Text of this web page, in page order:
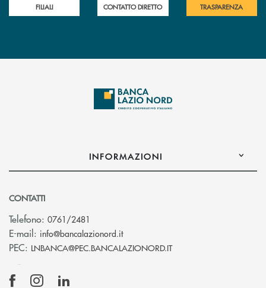
FILIALI CONTATTO DIRETTO TRASPARENZA
INFORMAZIONI
CONTATTI
Telefono: 0761/2481
E-mail: info@bancalazionord.it(si apre l’app di posta elettronica)
PEC: LNBANCA@PEC.BANCALAZIONORD.IT(si apre l’app di posta